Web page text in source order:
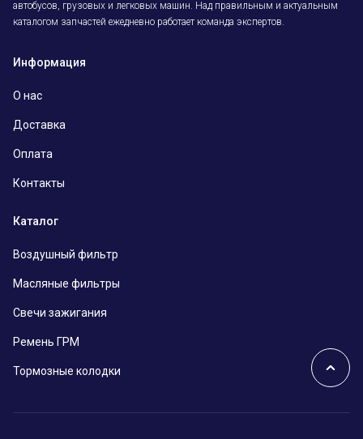
автобусов, грузовых и легковых машин. Над правильным и актуальным
каталогом запчастей ежедневно работает команда экспертов.
Информация
О нас
Доставка
Оплата
Контакты
Каталог
Воздушный фильтр
Масляные фильтры
Свечи зажигания
Ремень ГРМ
Тормозные колодки